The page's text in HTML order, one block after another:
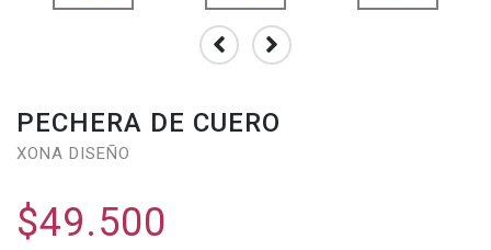
PECHERA DE CUERO
XONA DISEÑO
$49.500